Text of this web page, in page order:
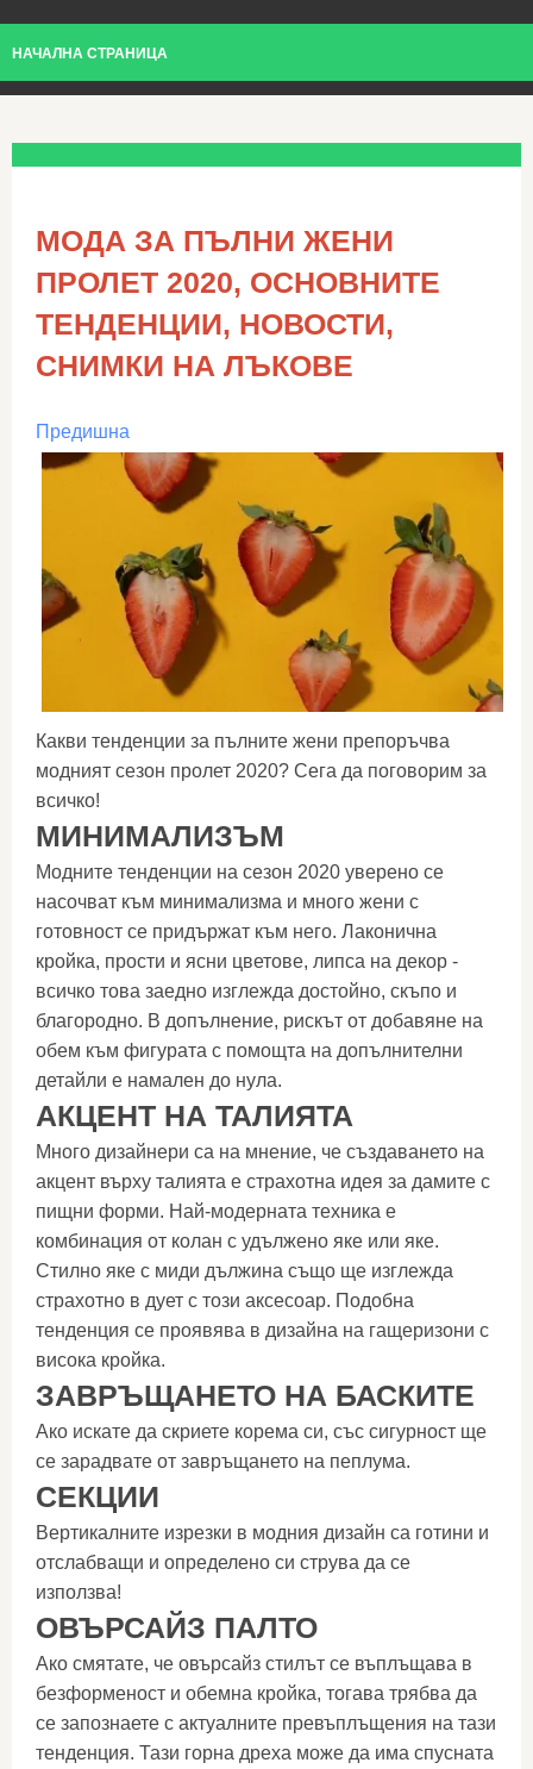
НАЧАЛНА СТРАНИЦА
МОДА ЗА ПЪЛНИ ЖЕНИ
ПРОЛЕТ 2020, ОСНОВНИТЕ
ТЕНДЕНЦИИ, НОВОСТИ,
СНИМКИ НА ЛЪКОВЕ
Предишна
Какви тенденции за пълните жени препоръчва
модният сезон пролет 2020? Сега да поговорим за
всичко!
МИНИМАЛИЗЪМ
Модните тенденции на сезон 2020 уверено се
насочват към минимализма и много жени с
готовност се придържат към него. Лаконична
кройка, прости и ясни цветове, липса на декор -
всичко това заедно изглежда достойно, скъпо и
благородно. В допълнение, рискът от добавяне на
обем към фигурата с помощта на допълнителни
детайли е намален до нула.
АКЦЕНТ НА ТАЛИЯТА
Много дизайнери са на мнение, че създаването на
акцент върху талията е страхотна идея за дамите с
пищни форми. Най-модерната техника е
комбинация от колан с удължено яке или яке.
Стилно яке с миди дължина също ще изглежда
страхотно в дует с този аксесоар. Подобна
тенденция се проявява в дизайна на гащеризони с
висока кройка.
ЗАВРЪЩАНЕТО НА БАСКИТЕ
Ако искате да скриете корема си, със сигурност ще
се зарадвате от завръщането на пеплума.
СЕКЦИИ
Вертикалните изрезки в модния дизайн са готини и
отслабващи и определено си струва да се
използва!
ОВЪРСАЙЗ ПАЛТО
Ако смятате, че овърсайз стилът се въплъщава в
безформеност и обемна кройка, тогава трябва да
се запознаете с актуалните превъплъщения на тази
тенденция. Тази горна дреха може да има спусната